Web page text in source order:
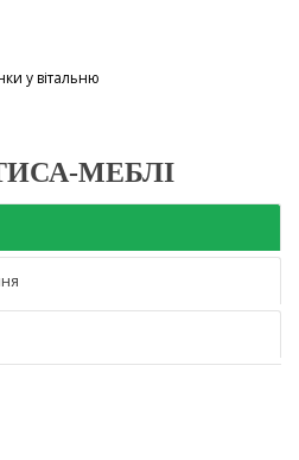
у вітальню
МЕБЛІ